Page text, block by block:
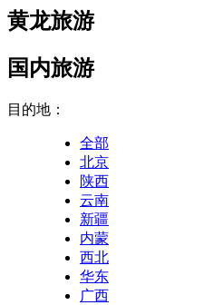
黄龙旅游
国内旅游
目的地：
全部
北京
陕西
云南
新疆
内蒙
西北
华东
广西